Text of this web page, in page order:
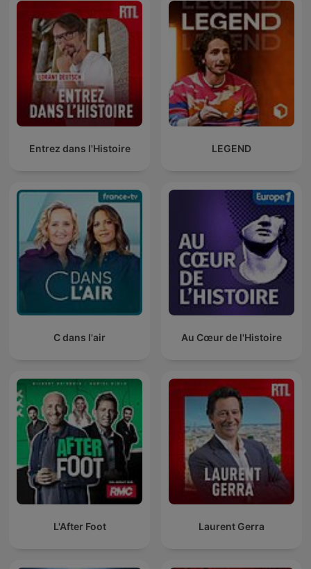
Entrez dans l'Histoire LEGEND
C dans l'air Au Cœur de l'Histoire
L'After Foot Laurent Gerra